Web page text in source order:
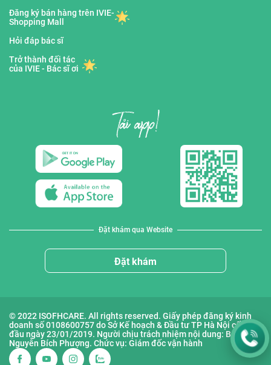
Đăng ký bán hàng trên IVIE-
Shopping Mall
Hỏi đáp bác sĩ
Trở thành đối tác
của IVIE - Bác sĩ ơi
Đặt khám qua Website
Đặt khám
© 2022 ISOFHCARE. All rights reserved. Giấy phép đăng ký kinh
doanh số 0108600757 do Sở Kế hoạch & Đầu tư TP Hà Nội cấp lần
đầu ngày 23/01/2019. Người chịu trách nhiệm nội dung: Bà
Nguyễn Bích Phượng. Chức vụ: Giám đốc vận hành